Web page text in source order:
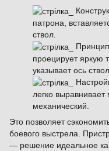
патрона,
ствол.
проецирует яркую
указывает ось
легко выравнивает
механический.
Это позволяет
боевого выстрела.
— решение идеальное